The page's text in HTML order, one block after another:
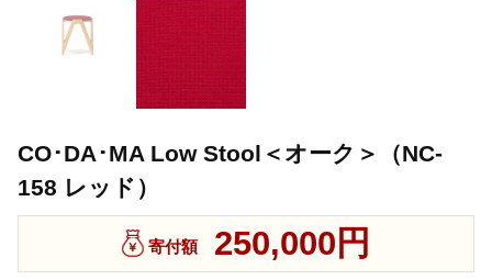
CO･DA･MA Low Stool＜オーク＞（NC-
158 レッド）
寄付額 250,000円